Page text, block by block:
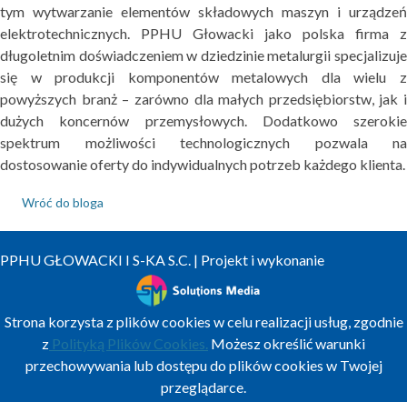
tym wytwarzanie elementów składowych maszyn i urządzeń
elektrotechnicznych. PPHU Głowacki jako polska firma z
długoletnim doświadczeniem w dziedzinie metalurgii specjalizuje
się w produkcji komponentów metalowych dla wielu z
powyższych branż – zarówno dla małych przedsiębiorstw, jak i
dużych koncernów przemysłowych. Dodatkowo szerokie
spektrum możliwości technologicznych pozwala na
dostosowanie oferty do indywidualnych potrzeb każdego klienta.
Wróć do bloga
PPHU GŁOWACKI I S-KA S.C. | Projekt i wykonanie
Strona korzysta z plików cookies w celu realizacji usług, zgodnie
z Polityką Plików Cookies. Możesz określić warunki
przechowywania lub dostępu do plików cookies w Twojej
przeglądarce.